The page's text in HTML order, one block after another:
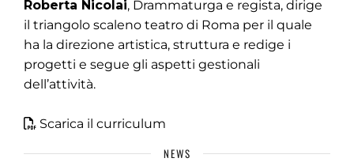
Roberta Nicolai, Drammaturga e regista, dirige
il triangolo scaleno teatro di Roma per il quale
ha la direzione artistica, struttura e redige i
progetti e segue gli aspetti gestionali
dell’attività.
Scarica il curriculum
NEWS